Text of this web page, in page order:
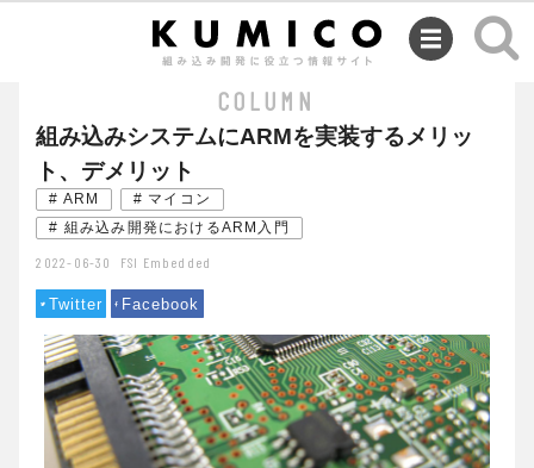
COLUMN
組み込みシステムにARMを実装するメリッ
ト、デメリット
# ARM
# マイコン
# 組み込み開発におけるARM入門
2022-06-30 FSI Embedded
Twitter Facebook